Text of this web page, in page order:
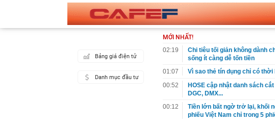
Bảng giá điện tử
Danh mục đầu tư
MỚI NHẤT!
02:19
Chi tiêu tối giản không dành
sống ít càng dễ tốn tiền
01:07
Vì sao thẻ tín dụng chỉ có thời
00:52
HOSE cập nhật danh sách
DGC, DMX...
00:12
Tiền lớn bất ngờ trở lại, khối
phiếu Việt Nam chỉ trong 5